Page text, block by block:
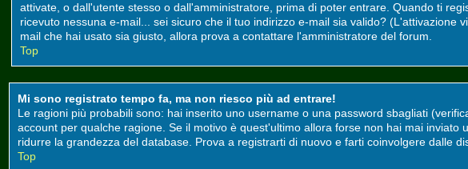
attivate, o dall'utente stesso o dall'amministratore, prima di poter entrare. Quando ti
ricevuto nessuna e-mail... sei sicuro che il tuo indirizzo e-mail sia valido? (L'attivazione
mail che hai usato sia giusto, allora prova a contattare l'amministratore del forum.
Top
Mi sono registrato tempo fa, ma non riesco più ad entrare!
Le ragioni più probabili sono: hai inserito uno username o una password sbagliati
account per qualche ragione. Se il motivo è quest'ultimo allora forse non hai mai
ridurre la grandezza del database. Prova a registrarti di nuovo e farti coinvolgere dalle
Top